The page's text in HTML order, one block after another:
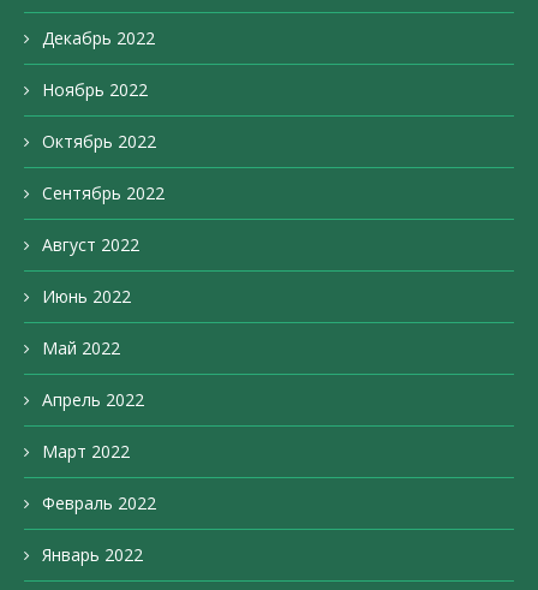
Декабрь 2022
Ноябрь 2022
Октябрь 2022
Сентябрь 2022
Август 2022
Июнь 2022
Май 2022
Апрель 2022
Март 2022
Февраль 2022
Январь 2022